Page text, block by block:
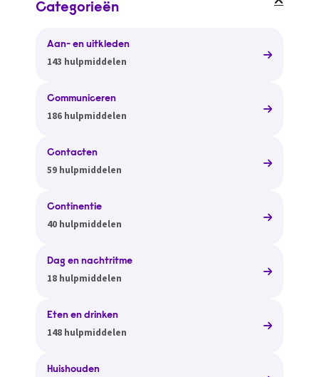
Categorieën
Aan- en uitkleden
143 hulpmiddelen
Communiceren
186 hulpmiddelen
Contacten
59 hulpmiddelen
Continentie
40 hulpmiddelen
Dag en nachtritme
18 hulpmiddelen
Eten en drinken
148 hulpmiddelen
Huishouden